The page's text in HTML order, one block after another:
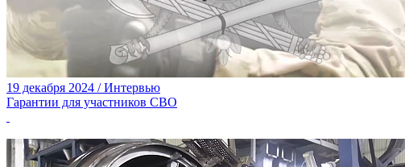
19 декабря 2024 / Интервью
Гарантии для участников СВО